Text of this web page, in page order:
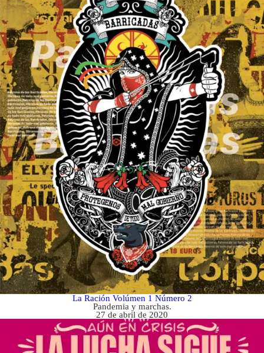
La Ración Volúmen 1 Número 2
Pandemia y marchas.
27 de abril de 2020